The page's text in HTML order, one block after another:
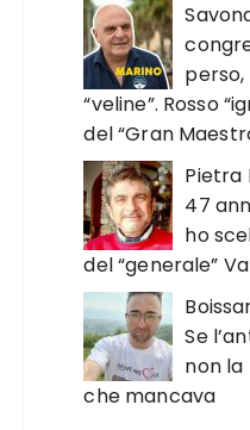
“veline”. Rosso
del “Gran
Pietra
47
ho
del “generale”
Se
non la
che mancava